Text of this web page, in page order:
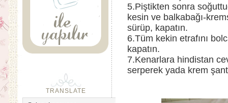
5.Piştikten sonra
kesin ve balkabağı-
sürüp, kapatın.
6.Tüm kekin etrafını
kapatın.
7.Kenarlara hindistan
serperek yada krem
TRANSLATE